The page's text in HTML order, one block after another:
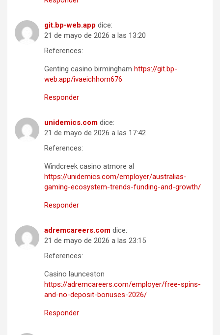
git.bp-web.app dice:
21 de mayo de 2026 a las 13:20
References:
Genting casino birmingham https://git.bp-
web.app/ivaeichhorn676
Responder
unidemics.com dice:
21 de mayo de 2026 a las 17:42
References:
Windcreek casino atmore al
https://unidemics.com/employer/australias-
gaming-ecosystem-trends-funding-and-growth/
Responder
adremcareers.com dice:
21 de mayo de 2026 a las 23:15
References:
Casino launceston
https://adremcareers.com/employer/free-spins-
and-no-deposit-bonuses-2026/
Responder